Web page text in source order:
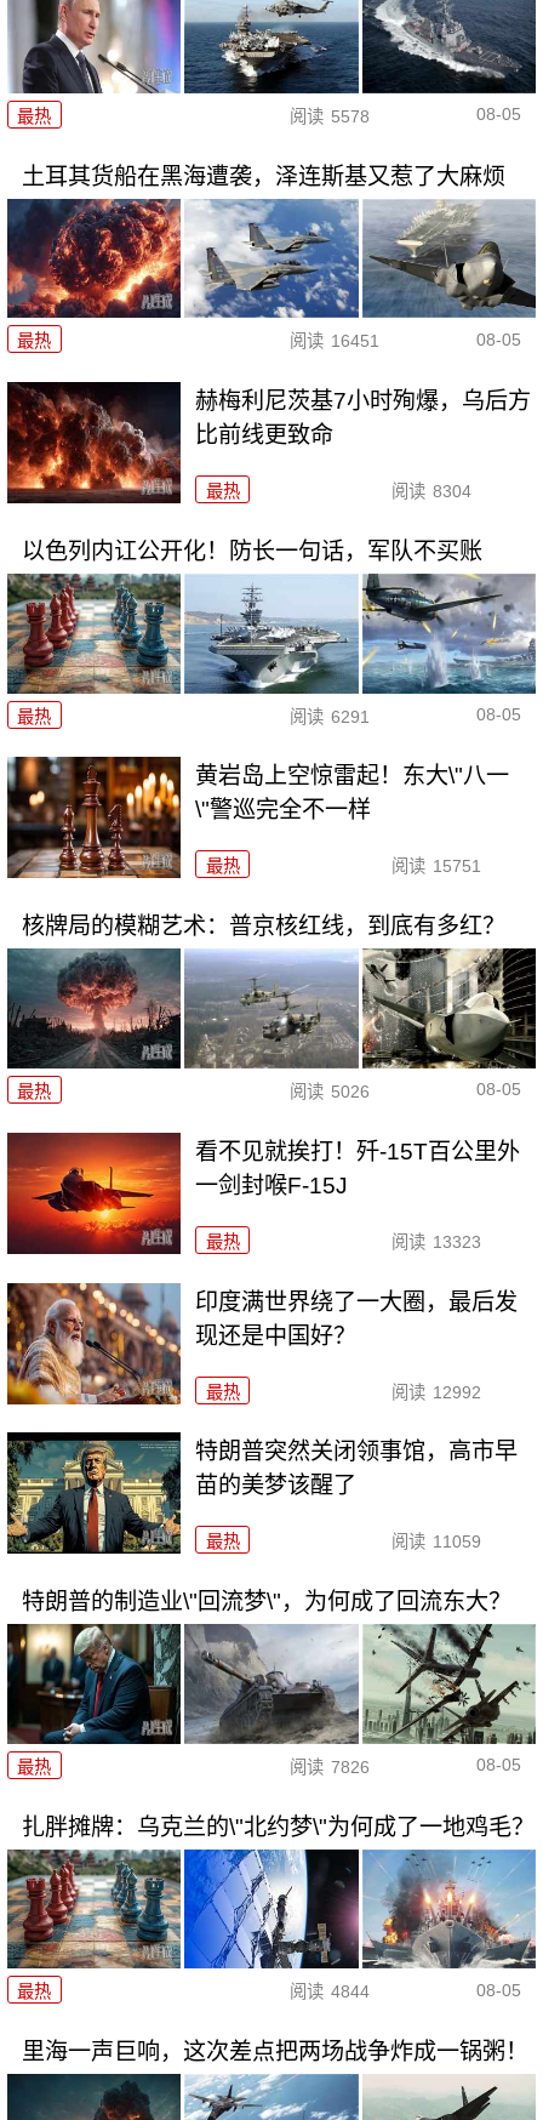
最热 阅读 5578 08-05
土耳其货船在黑海遭袭，泽连斯基又惹了大麻烦
最热 阅读 16451 08-05
赫梅利尼茨基7小时殉爆，乌后方
比前线更致命
最热 阅读 8304
以色列内讧公开化！防长一句话，军队不买账
最热 阅读 6291 08-05
黄岩岛上空惊雷起！东大\"八一
\"警巡完全不一样
最热 阅读 15751
核牌局的模糊艺术：普京核红线，到底有多红？
最热 阅读 5026 08-05
看不见就挨打！歼-15T百公里外
一剑封喉F-15J
最热 阅读 13323
印度满世界绕了一大圈，最后发
现还是中国好？
最热 阅读 12992
特朗普突然关闭领事馆，高市早
苗的美梦该醒了
最热 阅读 11059
特朗普的制造业\"回流梦\"，为何成了回流东大？
最热 阅读 7826 08-05
扎胖摊牌：乌克兰的\"北约梦\"为何成了一地鸡毛？
最热 阅读 4844 08-05
里海一声巨响，这次差点把两场战争炸成一锅粥！